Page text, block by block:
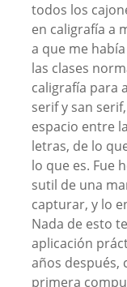
todos los
en caligrafía a
a que me
las clases
caligrafía para
serif y san
espacio entre
letras, de lo
lo que es. Fue
sutil de una
capturar, y lo
Nada de esto
aplicación
años después,
primera